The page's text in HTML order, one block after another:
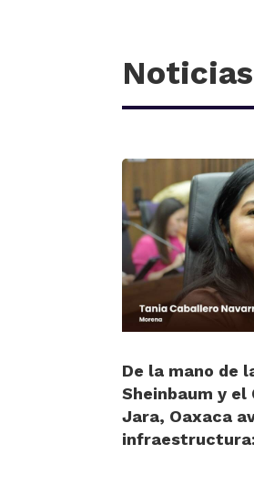
De la mano de
Sheinbaum y el
Jara, Oaxaca